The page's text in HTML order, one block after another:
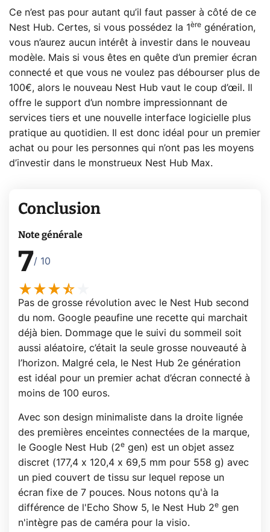
Ce n’est pas pour autant qu’il faut passer à côté de ce
Nest Hub. Certes, si vous possédez la 1ère génération,
vous n’aurez aucun intérêt à investir dans le nouveau
modèle. Mais si vous êtes en quête d’un premier écran
connecté et que vous ne voulez pas débourser plus de
100€, alors le nouveau Nest Hub vaut le coup d’œil. Il
offre le support d’un nombre impressionnant de
services tiers et une nouvelle interface logicielle plus
pratique au quotidien. Il est donc idéal pour un premier
achat ou pour les personnes qui n’ont pas les moyens
d’investir dans le monstrueux Nest Hub Max.
Conclusion
Note générale
7/ 10
Pas de grosse révolution avec le Nest Hub second
du nom. Google peaufine une recette qui marchait
déjà bien. Dommage que le suivi du sommeil soit
aussi aléatoire, c’était la seule grosse nouveauté à
l’horizon. Malgré cela, le Nest Hub 2e génération
est idéal pour un premier achat d’écran connecté à
moins de 100 euros.
Avec son design minimaliste dans la droite lignée
des premières enceintes connectées de la marque,
le Google Nest Hub (2e gen) est un objet assez
discret (177,4 x 120,4 x 69,5 mm pour 558 g) avec
un pied couvert de tissu sur lequel repose un
écran fixe de 7 pouces. Nous notons qu'à la
différence de l'Echo Show 5, le Nest Hub 2e gen
n'intègre pas de caméra pour la visio.